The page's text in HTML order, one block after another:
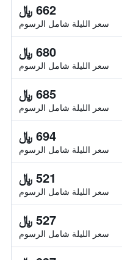
662 ﷼
سعر الليلة شامل الرسوم
680 ﷼
سعر الليلة شامل الرسوم
685 ﷼
سعر الليلة شامل الرسوم
694 ﷼
سعر الليلة شامل الرسوم
521 ﷼
سعر الليلة شامل الرسوم
527 ﷼
سعر الليلة شامل الرسوم